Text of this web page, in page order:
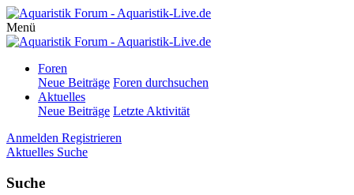
Menü
Foren
Neue Beiträge Foren durchsuchen
Aktuelles
Neue Beiträge Letzte Aktivität
Anmelden Registrieren
Aktuelles Suche
Suche